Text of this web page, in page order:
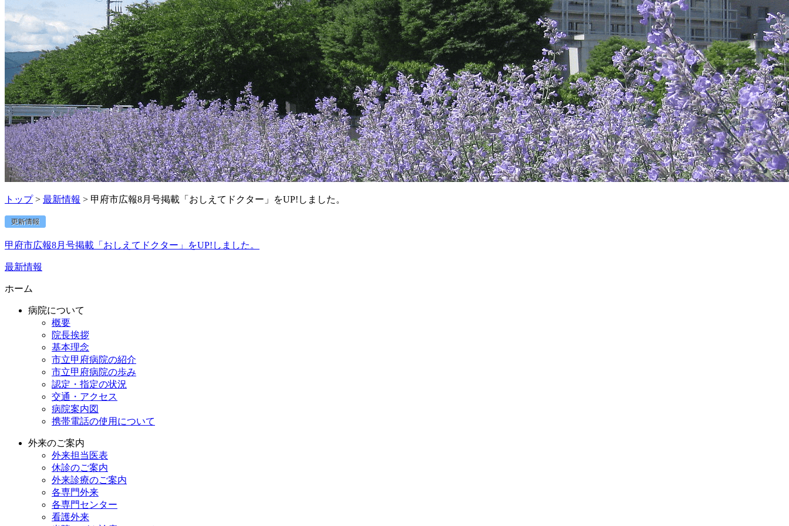
トップ> 最新情報 > 甲府市広報8月号掲載「おしえてドクター」をUP!しました。
甲府市広報8月号掲載「おしえてドクター」をUP!しました。
最新情報
ホーム
病院について
概要
院長挨拶
基本理念
市立甲府病院の紹介
市立甲府病院の歩み
認定・指定の状況
交通・アクセス
病院案内図
携帯電話の使用について
外来のご案内
外来担当医表
休診のご案内
外来診療のご案内
各専門外来
各専門センター
看護外来